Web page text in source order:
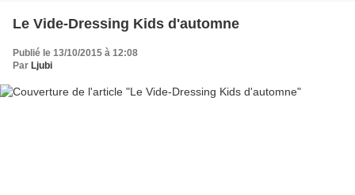
Le Vide-Dressing Kids d'automne
Publié le 13/10/2015 à 12:08
Par Ljubi